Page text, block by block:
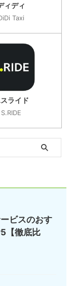
ィディ
Taxi
ライド
S.RIDE
ビスのおす
【徹底比